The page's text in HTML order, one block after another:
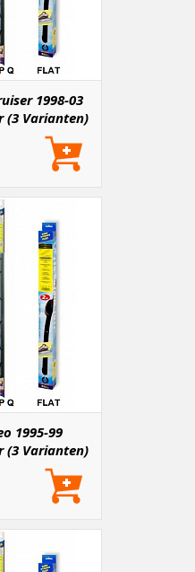
1998-03
(3 Varianten)
1995-99
(3 Varianten)